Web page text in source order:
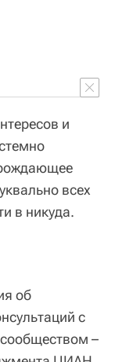
и
всех
в никуда.
об
с
–